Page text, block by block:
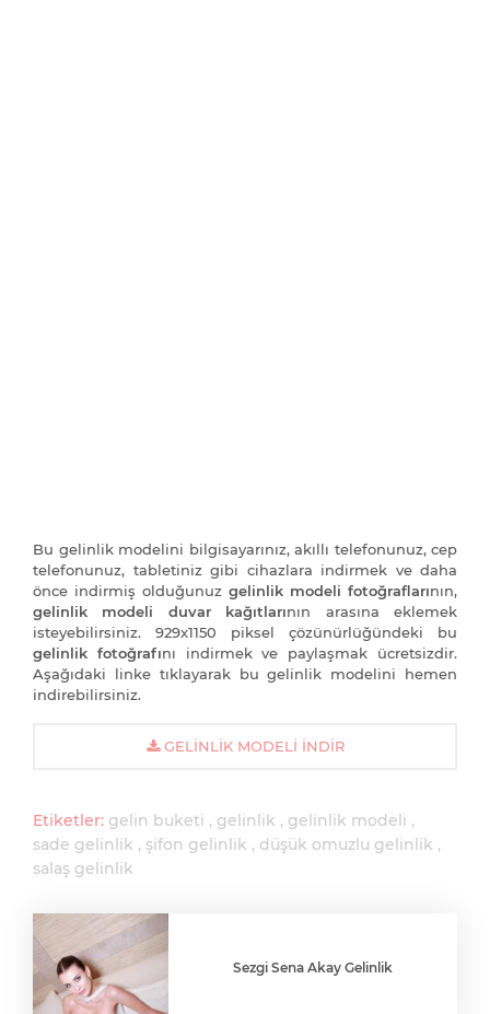
Bu gelinlik modelini bilgisayarınız, akıllı telefonunuz, cep
telefonunuz, tabletiniz gibi cihazlara indirmek ve daha
önce indirmiş olduğunuz gelinlik modeli fotoğraflarının,
gelinlik modeli duvar kağıtlarının arasına eklemek
isteyebilirsiniz. 929x1150 piksel çözünürlüğündeki bu
gelinlik fotoğrafını indirmek ve paylaşmak ücretsizdir.
Aşağıdaki linke tıklayarak bu gelinlik modelini hemen
indirebilirsiniz.
GELINLIK MODELI İNDIR
Etiketler: gelin buketi gelinlik
gelinlik modeli
sade gelinlik
şifon gelinlik
düşük omuzlu gelinlik
salaş gelinlik
Sezgi Sena Akay Gelinlik